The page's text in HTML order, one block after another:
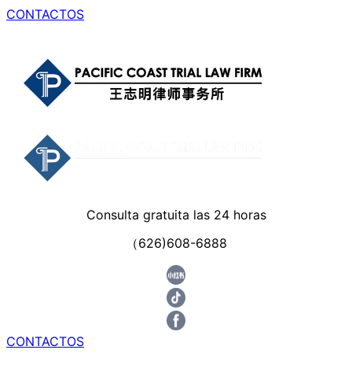
CONTACTOS
Consulta gratuita las 24 horas
（626)608-6888
CONTACTOS